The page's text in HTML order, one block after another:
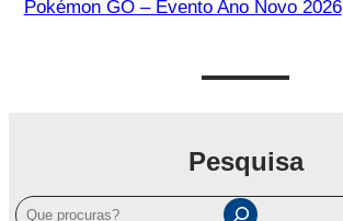
Pokémon GO – Evento Ano Novo 2026
Pesquisa
P